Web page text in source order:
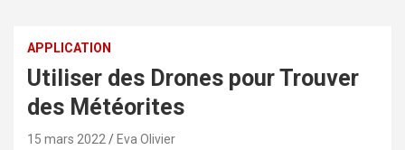
APPLICATION
Utiliser des Drones pour Trouver
des Météorites
15 mars 2022 Eva Olivier